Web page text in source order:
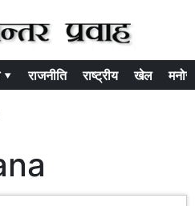
▾ राजनीति राष्ट्रीय खेल